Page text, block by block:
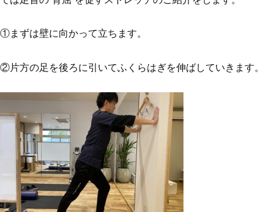
①まずは壁に向かって立ちます。
②片方の足を後ろに引いてふくらはぎを伸ばしていきます。